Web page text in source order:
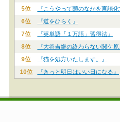
5位
『こうやって頭のなかを言語化
6位
『道をひらく』
7位
『英単語「１万語」習得法』
8位
『大谷吉継の終わらない関ケ原
9位
『猫を処方いたします。』
10位
『きっと明日はいい日になる』